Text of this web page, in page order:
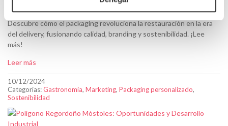
Delivery para Mantener la Esencia Culinaria
Descubre cómo el packaging revoluciona la restauración en la era
del delivery, fusionando calidad, branding y sostenibilidad. ¡Lee
más!
Leer más
10/12/2024
Categorias:Gastronomía, Marketing, Packaging personalizado,
Sostenibilidad